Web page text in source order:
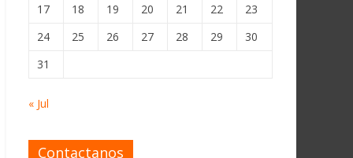
17
18 19 20 21 22
23
24
25 26 27 28 29
30
31
« Jul
Contactanos